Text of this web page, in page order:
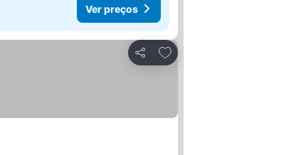
Ver preços
Partilhar
Adicionar aos favoritos